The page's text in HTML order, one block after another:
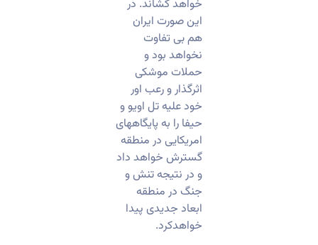
خواهد کشاند. در
این صورت ایران
هم بی تفاوت
نخواهد بود و
حملات موشکی
اثرگذار و رعب اور
خود علیه تل اویو و
حیفا را به پایگاههای
امریکایی در منطقه
گسترش خواهد داد
و در نتیجه تنش و
جنگ در منطقه
ابعاد جدیدی پیدا
خواهدکرد.